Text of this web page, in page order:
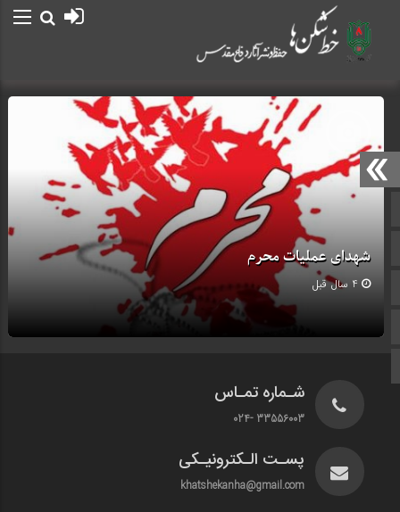
آپارات
شهدای عملیات محرم
4 سال قبل
شـماره تمـاس
33556003 -024
پسـت الـکترونیـکی
khatshekanha@gmail.com